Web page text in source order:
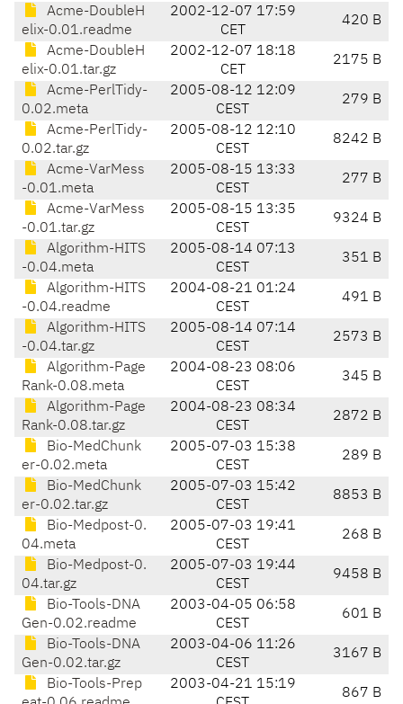
Acme-DoubleH
elix-0.01.readme
2002-12-07 17:59
CET
420 B
Acme-DoubleH
elix-0.01.tar.gz
2002-12-07 18:18
CET
2175 B
Acme-PerlTidy-
0.02.meta
2005-08-12 12:09
CEST
279 B
Acme-PerlTidy-
0.02.tar.gz
2005-08-12 12:10
CEST
8242 B
Acme-VarMess
-0.01.meta
2005-08-15 13:33
CEST
277 B
Acme-VarMess
-0.01.tar.gz
2005-08-15 13:35
CEST
9324 B
Algorithm-HITS
-0.04.meta
2005-08-14 07:13
CEST
351 B
Algorithm-HITS
-0.04.readme
2004-08-21 01:24
CEST
491 B
Algorithm-HITS
-0.04.tar.gz
2005-08-14 07:14
CEST
2573 B
Algorithm-Page
Rank-0.08.meta
2004-08-23 08:06
CEST
345 B
Algorithm-Page
Rank-0.08.tar.gz
2004-08-23 08:34
CEST
2872 B
Bio-MedChunk
er-0.02.meta
2005-07-03 15:38
CEST
289 B
Bio-MedChunk
er-0.02.tar.gz
2005-07-03 15:42
CEST
8853 B
Bio-Medpost-0.
04.meta
2005-07-03 19:41
CEST
268 B
Bio-Medpost-0.
04.tar.gz
2005-07-03 19:44
CEST
9458 B
Bio-Tools-DNA
Gen-0.02.readme
2003-04-05 06:58
CEST
601 B
Bio-Tools-DNA
Gen-0.02.tar.gz
2003-04-06 11:26
CEST
3167 B
Bio-Tools-Prep
2003-04-21 15:19
867 B